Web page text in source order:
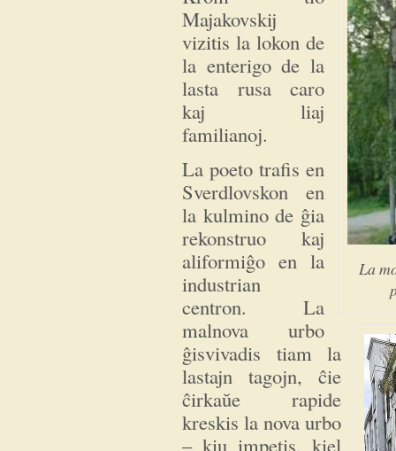
La
Majakovskij
vizitis la lokon de
la enterigo de la
lasta rusa caro
kaj liaj
familianoj.
La poeto trafis en
Sverdlovskon en
la kulmino de ĝia
rekonstruo kaj
aliformiĝo en la
industrian
centron. La
malnova urbo
ĝisvivadis tiam la
lastajn tagojn, ĉie
ĉirkaŭe rapide
kreskis la nova urbo
– kiu impetis, kiel